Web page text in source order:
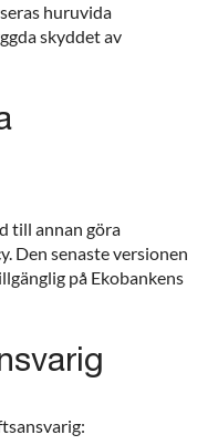
huruvida
skyddet av
till annan göra
Den senaste versionen
på Ekobankens